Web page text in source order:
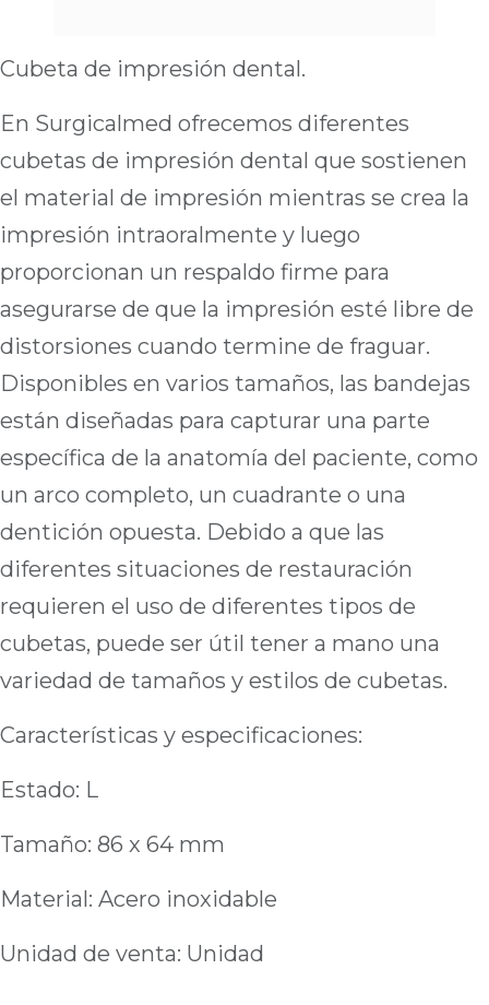
Cubeta de impresión dental.
En Surgicalmed ofrecemos diferentes
cubetas de impresión dental que sostienen
el material de impresión mientras se crea la
impresión intraoralmente y luego
proporcionan un respaldo firme para
asegurarse de que la impresión esté libre de
distorsiones cuando termine de fraguar.
Disponibles en varios tamaños, las bandejas
están diseñadas para capturar una parte
específica de la anatomía del paciente, como
un arco completo, un cuadrante o una
dentición opuesta. Debido a que las
diferentes situaciones de restauración
requieren el uso de diferentes tipos de
cubetas, puede ser útil tener a mano una
variedad de tamaños y estilos de cubetas.
Características y especificaciones:
Estado: L
Tamaño: 86 x 64 mm
Material: Acero inoxidable
Unidad de venta: Unidad